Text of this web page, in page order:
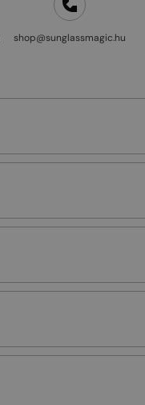
shop@sunglassmagic.hu